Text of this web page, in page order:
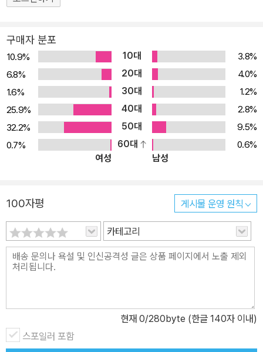
1 → 만점마무리 봉투모의고사 시즌2 → 만점마무리 봉투모의고사
ook 전용 모의고사 『버티컬 모의고사』 시즌1~4 (6~9월 매달 발행
예정)
구매자 분포
10.9% 10대
3.8%
6.8%
20대
4.0%
1.6%
30대
1.2%
25.9%
40대
2.8%
32.2%
50대
9.5%
0.7%
60대
0.6%
여성
남성
100자평 게시물 운영 원칙
카테고리
현재 0/280byte (한글 140자 이내)
스포일러 포함